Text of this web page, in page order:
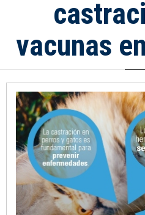
vacunas